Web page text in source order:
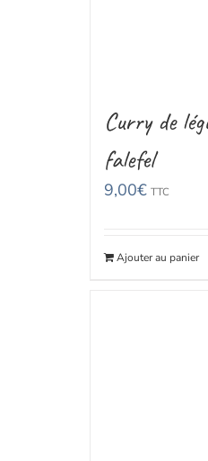
Curry de
falefel
9,00€ TTC
Ajouter au panier